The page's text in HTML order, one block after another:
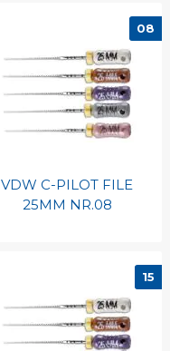
08
VDW C-PILOT FILE
25MM NR.08
15